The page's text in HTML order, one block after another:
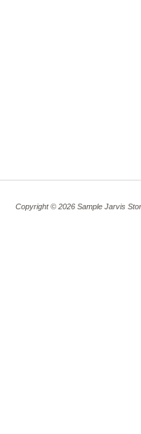
Copyright © 2026 Sample Jarvis